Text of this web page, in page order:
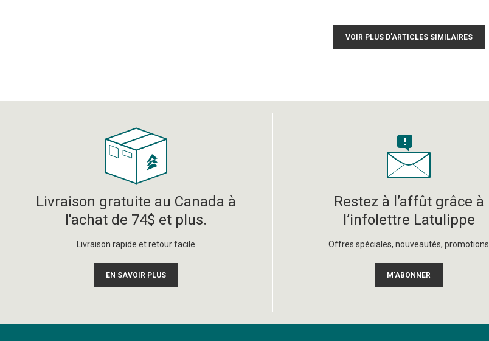
VOIR PLUS D'ARTICLES SIMILAIRES
Livraison gratuite au Canada à
l'achat de 74$ et plus.
Livraison rapide et retour facile
EN SAVOIR PLUS
Restez à l’affût grâce à
l’infolettre Latulippe
Offres spéciales, nouveautés, promotions
M’ABONNER